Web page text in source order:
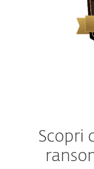
Scopri